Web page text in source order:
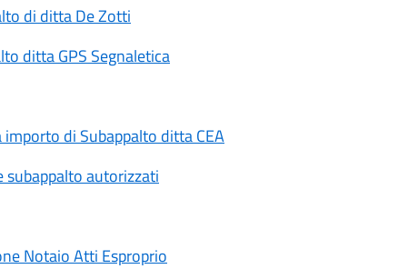
di ditta De Zotti
ditta GPS Segnaletica
di Subappalto ditta CEA
autorizzati
Notaio Atti Esproprio